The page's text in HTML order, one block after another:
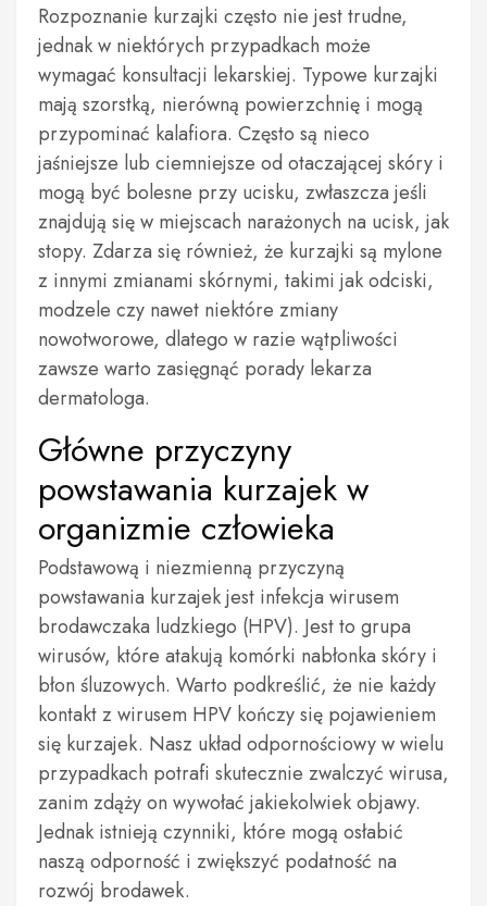
Rozpoznanie kurzajki często nie jest trudne,
jednak w niektórych przypadkach może
wymagać konsultacji lekarskiej. Typowe kurzajki
mają szorstką, nierówną powierzchnię i mogą
przypominać kalafiora. Często są nieco
jaśniejsze lub ciemniejsze od otaczającej skóry i
mogą być bolesne przy ucisku, zwłaszcza jeśli
znajdują się w miejscach narażonych na ucisk, jak
stopy. Zdarza się również, że kurzajki są mylone
z innymi zmianami skórnymi, takimi jak odciski,
modzele czy nawet niektóre zmiany
nowotworowe, dlatego w razie wątpliwości
zawsze warto zasięgnąć porady lekarza
dermatologa.
Główne przyczyny
powstawania kurzajek w
organizmie człowieka
Podstawową i niezmienną przyczyną
powstawania kurzajek jest infekcja wirusem
brodawczaka ludzkiego (HPV). Jest to grupa
wirusów, które atakują komórki nabłonka skóry i
błon śluzowych. Warto podkreślić, że nie każdy
kontakt z wirusem HPV kończy się pojawieniem
się kurzajek. Nasz układ odpornościowy w wielu
przypadkach potrafi skutecznie zwalczyć wirusa,
zanim zdąży on wywołać jakiekolwiek objawy.
Jednak istnieją czynniki, które mogą osłabić
naszą odporność i zwiększyć podatność na
rozwój brodawek.